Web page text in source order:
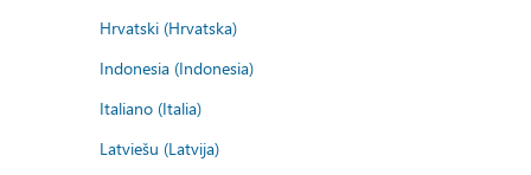
Hrvatski (Hrvatska)
Indonesia (Indonesia)
Italiano (Italia)
Latviešu (Latvija)